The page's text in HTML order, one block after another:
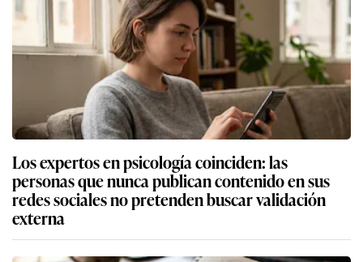
Los expertos en psicología coinciden: las
personas que nunca publican contenido en sus
redes sociales no pretenden buscar validación
externa